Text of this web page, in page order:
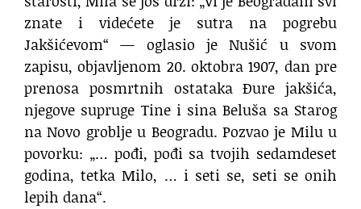
znate i videćete je sutra na pogrebu
Jakšićevom“ — oglasio je Nušić u svom
zapisu, objavljenom 20. oktobra 1907, dan pre
prenosa posmrtnih ostataka Đure jakšića,
njegove supruge Tine i sina Beluša sa Starog
na Novo groblje u Beogradu. Pozvao je Milu u
povorku: „… pođi, pođi sa tvojih sedamdeset
godina, tetka Milo, … i seti se, seti se onih
lepih dana“.